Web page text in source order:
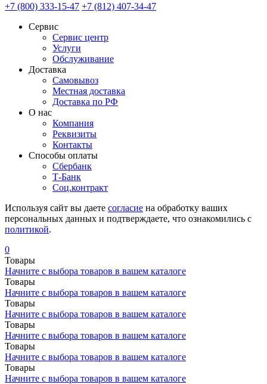
+7 (800) 333-15-47 +7 (812) 407-34-47
Сервис
Сервис центр
Услуги
Обслуживание
Доставка
Самовывоз
Местная доставка
Доставка по РФ
О нас
Компания
Реквизиты
Контакты
Cпособы оплаты
Сбербанк
Т-Банк
Соц.контракт
Используя сайт вы даете согласие на обработку ваших
персональных данных и подтверждаете, что ознакомились с
политикой.
0
Товары
Начните с выбора товаров в вашем каталоге
Товары
Начните с выбора товаров в вашем каталоге
Товары
Начните с выбора товаров в вашем каталоге
Товары
Начните с выбора товаров в вашем каталоге
Товары
Начните с выбора товаров в вашем каталоге
Товары
Начните с выбора товаров в вашем каталоге